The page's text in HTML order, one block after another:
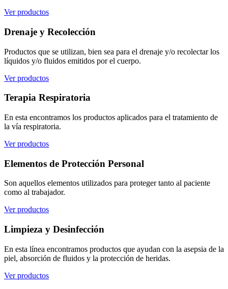
Ver productos
Drenaje y Recolección
Productos que se utilizan, bien sea para el drenaje y/o recolectar los
líquidos y/o fluidos emitidos por el cuerpo.
Ver productos
Terapia Respiratoria
En esta encontramos los productos aplicados para el tratamiento de
la vía respiratoria.
Ver productos
Elementos de Protección Personal
Son aquellos elementos utilizados para proteger tanto al paciente
como al trabajador.
Ver productos
Limpieza y Desinfección
En esta línea encontramos productos que ayudan con la asepsia de la
piel, absorción de fluidos y la protección de heridas.
Ver productos